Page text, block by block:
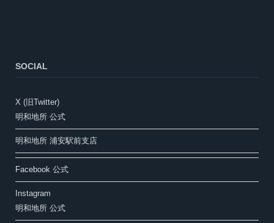
SOCIAL
X (旧Twitter)
明和地所 公式
明和地所 浦安駅前支店
Facebook 公式
Instagram
明和地所 公式